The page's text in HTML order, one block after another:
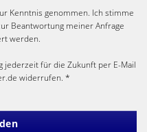
Kenntnis genommen. Ich stimme
Beantwortung meiner Anfrage
werden.
jederzeit für die Zukunft per E-Mail
widerrufen. *